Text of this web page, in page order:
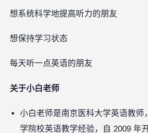
想系统科学地提高听力的朋友
想保持学习状态
每天听一点英语的朋友
关于小白老师
小白老师是南京医科大学英语教师
学院校英语教学经验，自 2009 年